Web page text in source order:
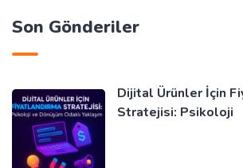
Son Gönderiler
Dijital Ürünler İçin
Stratejisi: Psikoloji